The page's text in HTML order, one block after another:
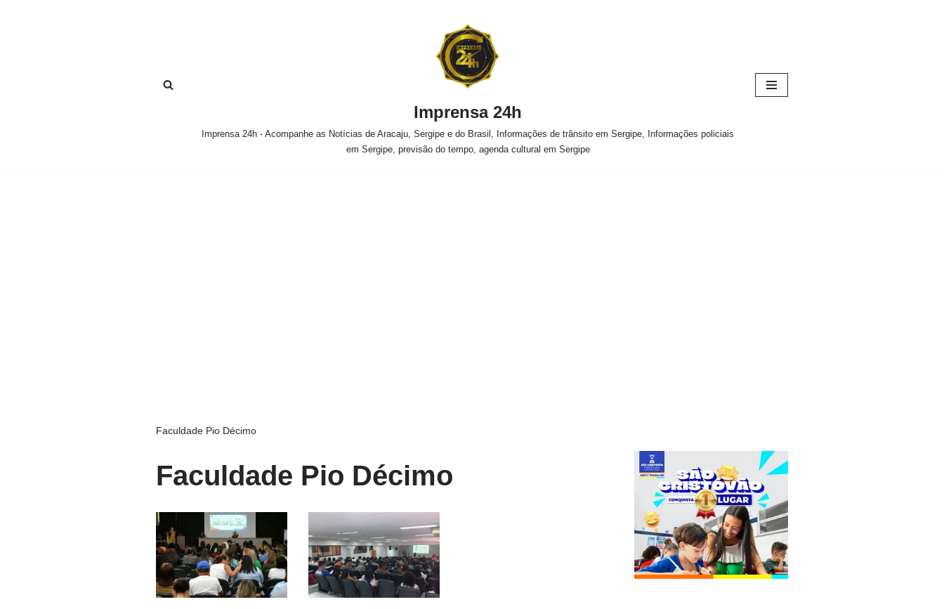
Imprensa 24h
Imprensa 24h - Acompanhe as Notícias de Aracaju, Sergipe e do Brasil, Informações de trânsito em Sergipe, Informações policiais
em Sergipe, previsão do tempo, agenda cultural em Sergipe
Faculdade Pio Décimo
Faculdade Pio Décimo